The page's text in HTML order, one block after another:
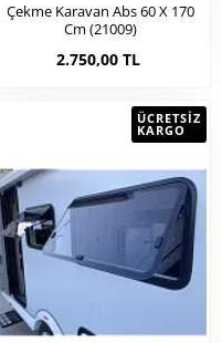
Çekme Karavan Abs 60 X 170
Cm (21009)
2.750,00 TL
ÜCRETSIZ
KARGO